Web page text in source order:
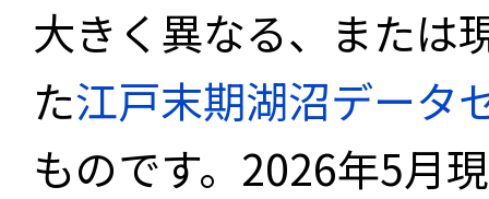
大きく異なる、または
た江戸末期湖沼データ
ものです。2026年5月